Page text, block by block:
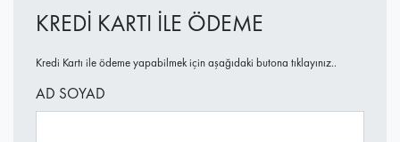
KREDİ KARTI İLE ÖDEME
Kredi Kartı ile ödeme yapabilmek için aşağıdaki butona tıklayınız..
AD SOYAD